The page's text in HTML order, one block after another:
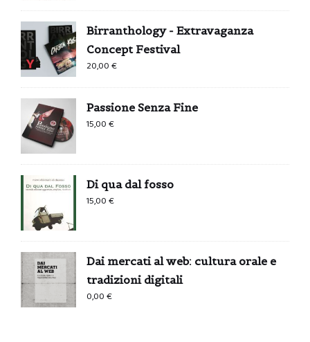
Birranthology - Extravaganza
Concept Festival
20,00€
Passione Senza Fine
15,00€
Di qua dal fosso
15,00€
Dai mercati al web: cultura orale e
tradizioni digitali
0,00€